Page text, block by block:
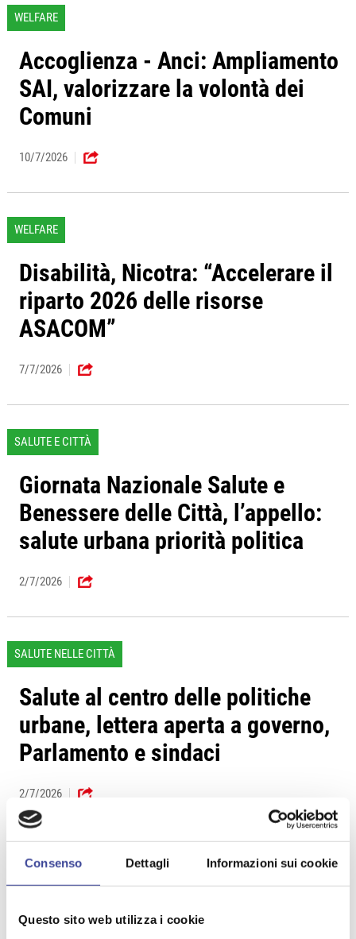
Consenso Dettagli Informazioni sui cookie
Questo sito web utilizza i cookie
WELFARE
Accoglienza - Anci: Ampliamento
SAI, valorizzare la volontà dei
Comuni
10/7/2026
WELFARE
Disabilità, Nicotra: “Accelerare il
riparto 2026 delle risorse
ASACOM”
7/7/2026
SALUTE E CITTÀ
Giornata Nazionale Salute e
Benessere delle Città, l’appello:
salute urbana priorità politica
2/7/2026
SALUTE NELLE CITTÀ
Salute al centro delle politiche
urbane, lettera aperta a governo,
Parlamento e sindaci
2/7/2026
WELFARE
Forum Sostenibilità Sociale,